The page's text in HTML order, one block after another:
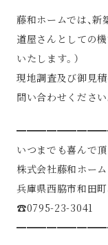
藤和ホームでは、新
道屋さんとしての
いたします。）
現地調査及び御見
問い合わせください
いつまでも喜んで
株式会社藤和ホーム
兵庫県西脇市和田
☎︎0795-23-3041